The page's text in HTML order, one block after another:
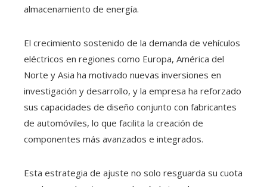
almacenamiento de energía.
El crecimiento sostenido de la demanda de vehículos
eléctricos en regiones como Europa, América del
Norte y Asia ha motivado nuevas inversiones en
investigación y desarrollo, y la empresa ha reforzado
sus capacidades de diseño conjunto con fabricantes
de automóviles, lo que facilita la creación de
componentes más avanzados e integrados.
Esta estrategia de ajuste no solo resguarda su cuota